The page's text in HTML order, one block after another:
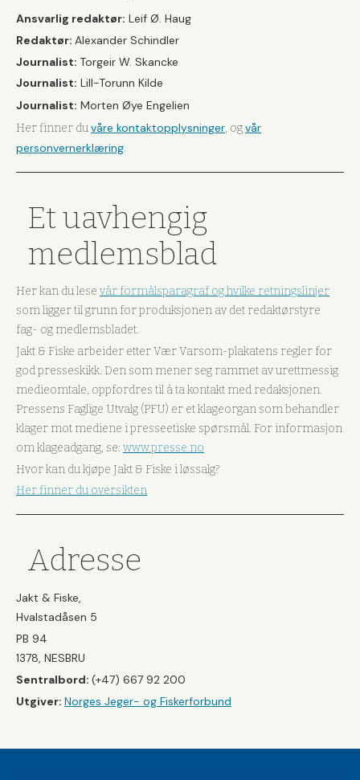
Ansvarlig redaktør: Leif Ø. Haug
Redaktør: Alexander Schindler
Journalist: Torgeir W. Skancke
Journalist: Lill-Torunn Kilde
Journalist: Morten Øye Engelien
Her finner duvåre kontaktopplysninger, ogvår
personvernerklæring.
Et uavhengig
medlemsblad
Her kan du lese vår formålsparagraf og hvilke retningslinjer
som ligger til grunn for produksjonen av det redaktørstyre
fag- og medlemsbladet.
Jakt & Fiske arbeider etter Vær Varsom-plakatens regler for
god presseskikk. Den som mener seg rammet av urettmessig
medieomtale, oppfordres til å ta kontakt med redaksjonen.
Pressens Faglige Utvalg (PFU) er et klageorgan som behandler
klager mot mediene i presseetiske spørsmål. For informasjon
om klageadgang, se: www.presse.no
Hvor kan du kjøpe Jakt & Fiske i løssalg?
Her finner du oversikten
Adresse
Jakt & Fiske,
Hvalstadåsen 5
PB 94
1378, NESBRU
Sentralbord: (+47) 667 92 200
Utgiver: Norges Jeger- og Fiskerforbund